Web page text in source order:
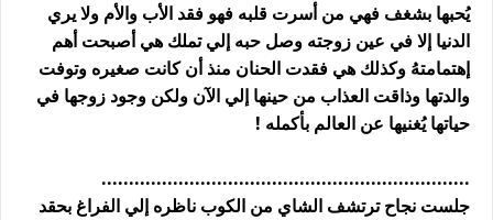
يُحبها بشغف فهي من أسرت قلبه فهو فقد الأب والأم ولا يري
الدنيا إلا في عين زوجته وصل حبه إلي تملك هي أصبحت أهم
إهتمامتهُ وكذلك هي فقدت الحنان منذ أن كانت صغيره وتوفت
والدتها وذاقت العذاب من حينها إلي الآن ولكن وجود زوجها في
حياتها يُغنيها عن العالم بأكمله !
...................................................................
جلست نجاح ترتشف الشاي من الكوب ناظره إلي الفراغ بحقد